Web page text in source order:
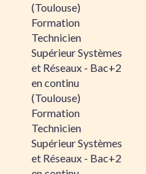
(Toulouse)
Formation
Technicien
Supérieur Systèmes
et Réseaux - Bac+2
en continu
(Toulouse)
Formation
Technicien
Supérieur Systèmes
et Réseaux - Bac+2